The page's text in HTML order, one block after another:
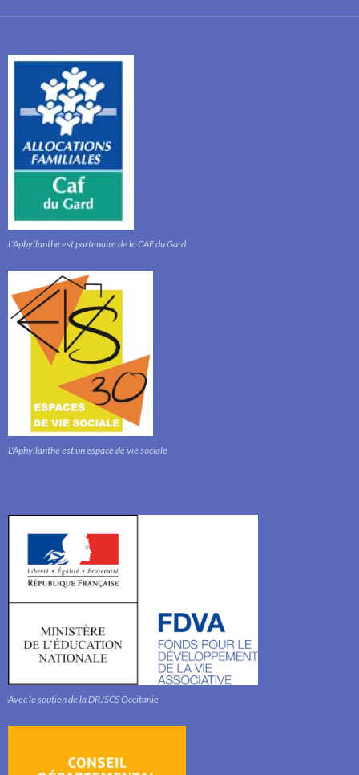
L'Aphyllanthe est partenaire de la CAF du Gard
L'Aphyllanthe est un espace de vie sociale
Avec le soutien de la DRJSCS Occitanie